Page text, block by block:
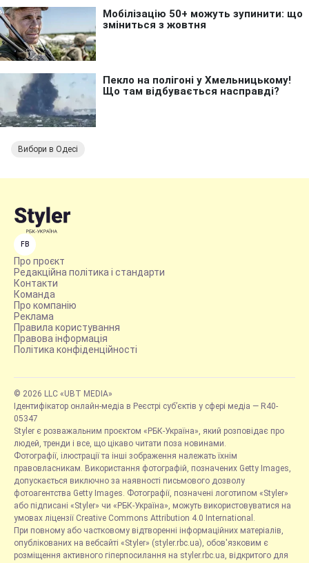
Вибори в Одесі
FB
Про проєкт
Редакційна політика і стандарти
Контакти
Команда
Про компанію
Реклама
Правила користування
Правова інформація
Політика конфіденційності
© 2026 LLC «UBT MEDIA»
Ідентифікатор онлайн-медіа в Реєстрі суб’єктів у сфері медіа — R40-
05347
Styler є розважальним проєктом «РБК-Україна», який розповідає про
людей, тренди і все, що цікаво читати поза новинами.
Фотографії, ілюстрації та інші зображення належать їхнім
правовласникам. Використання фотографій, позначених Getty Images,
допускається виключно за наявності письмового дозволу
фотоагентства Getty Images. Фотографії, позначені логотипом «Styler»
або підписані «Styler» чи «РБК-Україна», можуть використовуватися на
умовах ліцензії Creative Commons Attribution 4.0 International.
При повному або частковому відтворенні інформаційних матеріалів,
опублікованих на вебсайті «Styler» (styler.rbc.ua), обов'язковим є
розміщення активного гіперпосилання на styler.rbc.ua, відкритого для